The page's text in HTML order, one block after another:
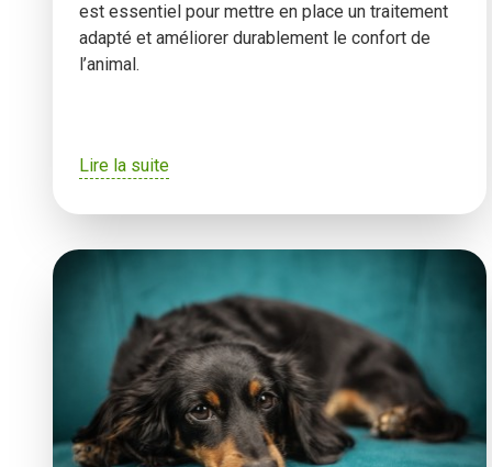
est essentiel pour mettre en place un traitement
adapté et améliorer durablement le confort de
l’animal.
Lire la suite